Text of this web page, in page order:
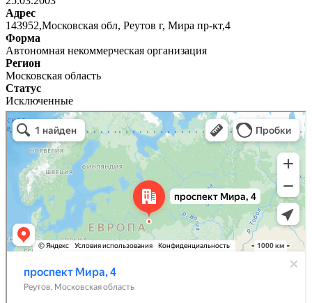
Адрес
143952,Московская обл, Реутов г, Мира пр-кт,4
Форма
Автономная некоммерческая организация
Регион
Московская область
Статус
Исключенные